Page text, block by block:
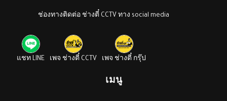
ช่องทางติดต่อ ช่างตี๋ CCTV ทาง social media
แชท LINE เพจ ช่างตี๋ CCTV เพจ ช่างตี๋ กรุ๊ป
เมนู